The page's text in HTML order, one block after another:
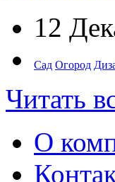
12
Сад Огород
Читать
О